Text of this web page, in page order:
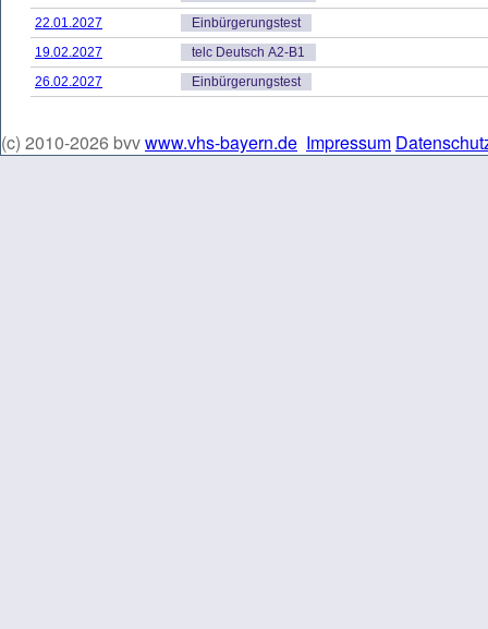
22.01.2027
Einbürgerungstest
19.02.2027
telc Deutsch A2-B1
26.02.2027
Einbürgerungstest
(c) 2010-2026 bvvwww.vhs-bayern.de Impressum